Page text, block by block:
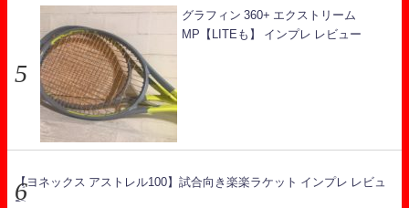
グラフィン 360+ エクストリーム
MP【LITEも】 インプレ レビュー
【ヨネックス アストレル100】試合向き楽楽ラケット インプレ レビュ
ー